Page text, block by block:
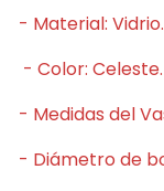
- Material: Vidrio.
- Color: Celeste.
- Medidas del
- Diámetro de